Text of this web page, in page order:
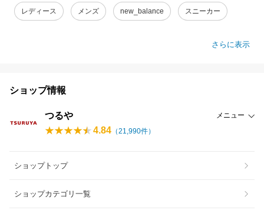
レディース メンズ new_balance スニーカー
さらに表示
ショップ情報
つるや メニュー
4.84 （21,990件）
ショップトップ
ショップカテゴリ一覧